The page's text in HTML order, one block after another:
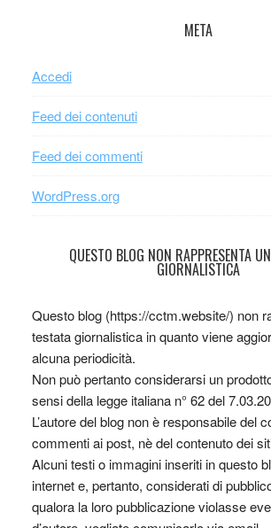
META
Accedi
Feed dei contenuti
Feed dei commenti
WordPress.org
QUESTO BLOG NON RAPPRESENTA
GIORNALISTICA
Questo blog (https://cctm.website/) non
testata giornalistica in quanto viene
alcuna periodicità.
Non può pertanto considerarsi un
sensi della legge italiana n° 62 del
L’autore del blog non è responsabile del
commenti ai post, nè del contenuto dei
Alcuni testi o immagini inseriti in questo
internet e, pertanto, considerati di
qualora la loro pubblicazione violasse